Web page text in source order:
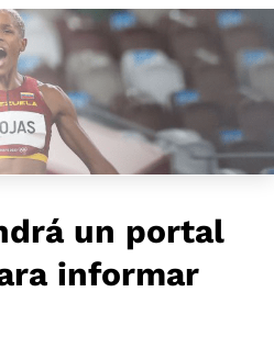
un portal
informar